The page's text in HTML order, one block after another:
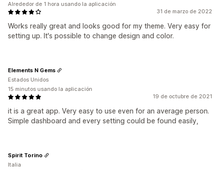
31 de marzo de 2022
Works really great and looks good for my theme. Very easy for
setting up. It's possible to change design and color.
Alrededor de 1 hora usando la aplicación
19 de octubre de 2021
it is a great app. Very easy to use even for an average person.
Simple dashboard and every setting could be found easily,
Elements N Gems
Estados Unidos
15 minutos usando la aplicación
Spirit Torino
Italia